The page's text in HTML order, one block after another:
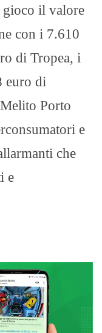
il valore
con i 7.610
di Tropea, i
euro di
Porto
e
che
e